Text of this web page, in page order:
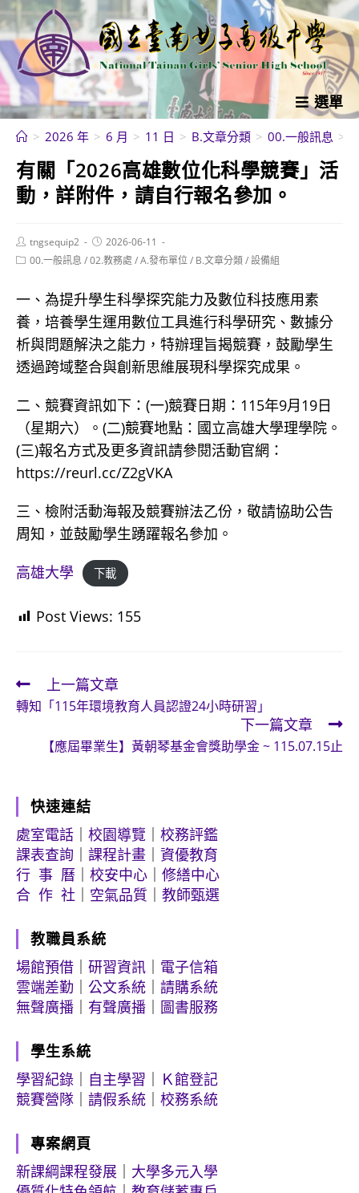
跳
轉
至
主
要
內
選單
> 2026 年 > 6 月 > 11 日 > B.文章分類 > 00.一般訊息 >
有關「2026高雄數位化科學競賽」活
動，詳附件，請自行報名參加。
Post
author:
tngsequip2
Post
published:
2026-06-11
Post00.一般訊息 /02.教務處 /A.發布單位/ B.文章分類/設備組
一、為提升學生科學探究能力及數位科技應用素
養，培養學生運用數位工具進行科學研究、數據分
析與問題解決之能力，特辦理旨揭競賽，鼓勵學生
透過跨域整合與創新思維展現科學探究成果。
二、競賽資訊如下：(一)競賽日期：115年9月19日
（星期六）。(二)競賽地點：國立高雄大學理學院。
(三)報名方式及更多資訊請參閱活動官網：
https://reurl.cc/Z2gVKA
三、檢附活動海報及競賽辦法乙份，敬請協助公告
周知，並鼓勵學生踴躍報名參加。
高雄大學
下載
Post Views: 155
Read
more
articles
上一篇文章
轉知「115年環境教育人員認證24小時研習」
下一篇文章
【應屆畢業生】黃朝琴基金會獎助學金 ~ 115.07.15止
快速連結
處室電話
校園導覽
校務評鑑
課表查詢
課程計畫
資優教育
行 事 曆
校安中心
修繕中心
合 作 社
空氣品質 教師甄選
教職員系統
場館預借
研習資訊
電子信箱
雲端差勤
公文系統
請購系統
無聲廣播
有聲廣播 圖書服務
學生系統
學習紀錄
自主學習
Ｋ館登記
競賽營隊
請假系統 校務系統
專案網頁
新課綱課程發展
大學多元入學